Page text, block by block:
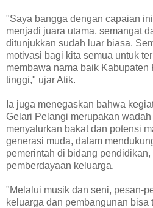
"Saya bangga dengan capaian
menjadi juara utama, semangat
ditunjukkan sudah luar biasa.
motivasi bagi kita semua untuk
membawa nama baik Kabupaten
tinggi," ujar Atik.
Ia juga menegaskan bahwa
Gelari Pelangi merupakan
menyalurkan bakat dan potensi
generasi muda, dalam
pemerintah di bidang pendidikan,
pemberdayaan keluarga.
"Melalui musik dan seni, pesan-
keluarga dan pembangunan bisa